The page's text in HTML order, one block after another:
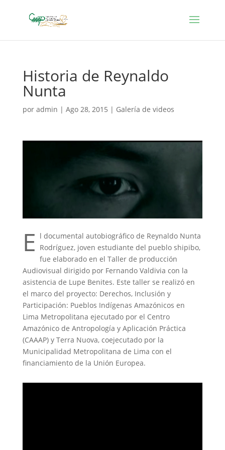
Historia de Reynaldo
Nunta
por admin | Ago 28, 2015 | Galería de videos
E l documental autobiográfico de Reynaldo Nunta
Rodríguez, joven estudiante del pueblo shipibo,
fue elaborado en el Taller de producción
Audiovisual dirigido por Fernando Valdivia con la
asistencia de Lupe Benites. Este taller se realizó en
el marco del proyecto: Derechos, Inclusión y
Participación: Pueblos Indígenas Amazónicos en
Lima Metropolitana ejecutado por el Centro
Amazónico de Antropología y Aplicación Práctica
(CAAAP) y Terra Nuova, coejecutado por la
Municipalidad Metropolitana de Lima con el
financiamiento de la Unión Europea.